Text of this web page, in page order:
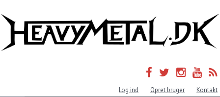
Log ind Opret bruger Kontakt